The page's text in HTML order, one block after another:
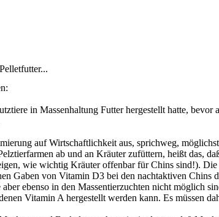
in Massenhaltung Futter hergestellt hatte,
auf Wirtschaftlichkeit aus, sprichweg,
ab und an Kräuter zufüttern, heißt das,
wie wichtig Kräuter offenbar für Chins sind!).
Gaben von Vitamin D3 bei den nachtaktiven
ebenso in den Massentierzuchten nicht möglich
Vitamin A hergestellt werden kann. Es müssen